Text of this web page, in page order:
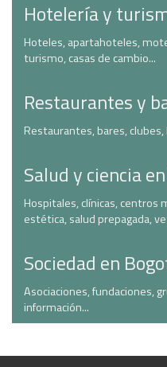
Hotelería y
Hoteles, apartahoteles,
turismo, casas de cambio...
Restaurantes y
Restaurantes, bares,
Salud y ciencia
Hospitales, clínicas, centros
estética, salud prepagada,
Sociedad en
Asociaciones, fundaciones,
información...